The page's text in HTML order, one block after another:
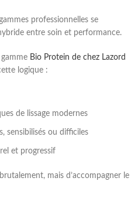
professionnelles se
entre soin et performance.
Bio Protein de chez Lazord
logique :
de lissage modernes
sensibilisés ou difficiles
et progressif
mais d’accompagner le